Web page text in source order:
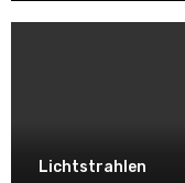
Lichtstrahlen